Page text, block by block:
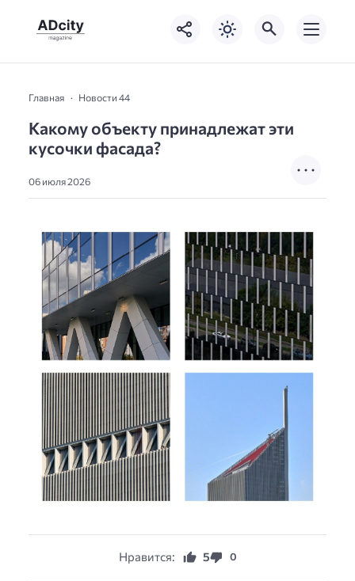
Главная Новости 44
Какому объекту принадлежат эти
кусочки фасада?
06 июля 2026
Нравится: 5 0